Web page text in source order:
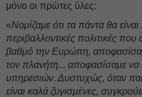
μόνο οι πρώτες ύλες:
«Νομίζαμε ότι τα πάντα θα
περιβαλλοντικές πολιτικές
βαθμό την Ευρώπη,
τον πλανήτη... αποφασίσαμε να
υπηρεσιών. Δυστυχώς, όταν
είναι καλά ζυγισμένες,